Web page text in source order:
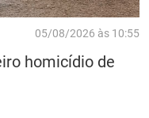
05/08/2026 às 10:55
homicídio de